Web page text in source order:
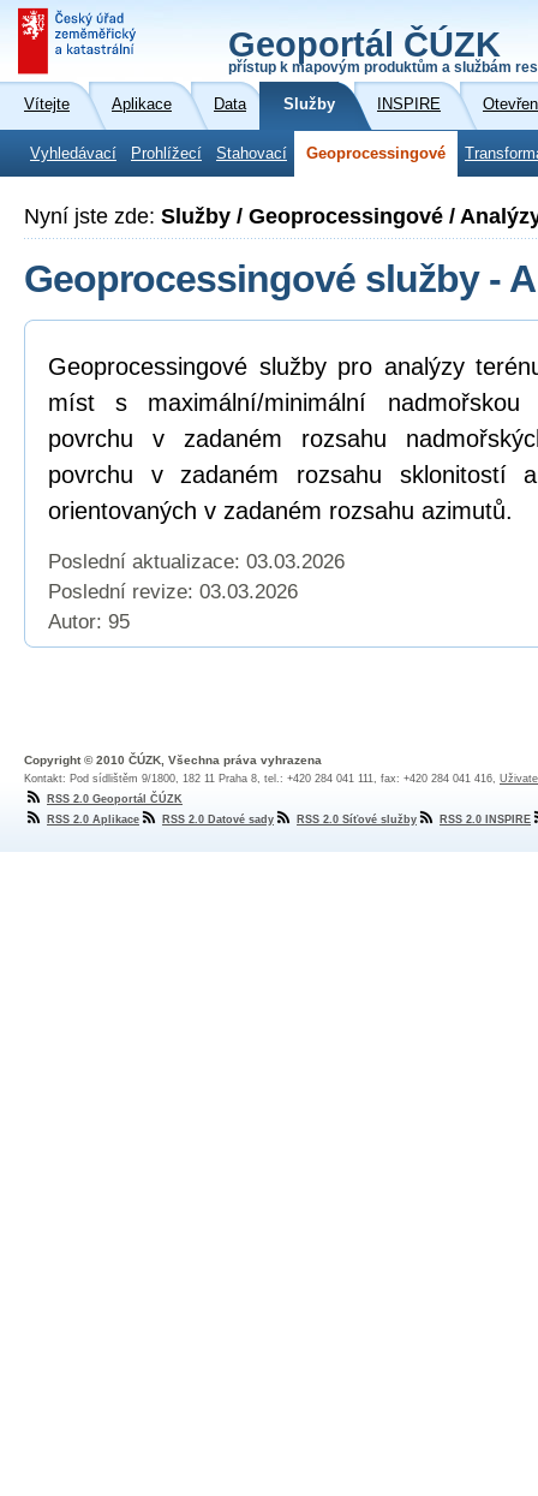
Geoportál ČÚZK
přístup k mapovým produktům a službám
Vítejte Aplikace Data Služby INSPIRE
Vyhledávací Prohlížecí Stahovací Geoprocessingové
Nyní jste zde: Služby / Geoprocessingové /
Geoprocessingové služby -
Geoprocessingové služby pro analýzy
míst s maximální/minimální
povrchu v zadaném rozsahu
povrchu v zadaném rozsahu sklonitostí
orientovaných v zadaném rozsahu azimutů.
Poslední aktualizace: 03.03.2026
Poslední revize: 03.03.2026
Autor: 95
Copyright © 2010 ČÚZK, Všechna práva vyhrazena
Kontakt: Pod sídlištěm 9/1800, 182 11 Praha 8, tel.: +420 284 041 111, fax: +420 284 041 416,
RSS 2.0 Geoportál ČÚZK
RSS 2.0 Aplikace
RSS 2.0 Datové sady RSS 2.0 Síťové služby RSS 2.0 INSPIRE